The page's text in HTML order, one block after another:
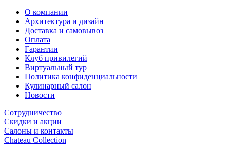
О компании
Архитектура и дизайн
Доставка и самовывоз
Оплата
Гарантии
Клуб привилегий
Виртуальный тур
Политика конфиденциальности
Кулинарный салон
Новости
Сотрудничество
Скидки и акции
Салоны и контакты
Chateau Collection